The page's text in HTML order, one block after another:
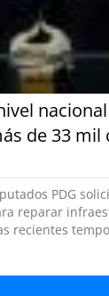
de 33 mil
PDG
reparar
recientes